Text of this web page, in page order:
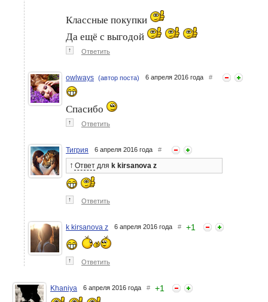
Классные покупки
Да ещё с выгодой
↑ Ответить
owlways (автор поста) 6 апреля 2016 года #
Спасибо
↑ Ответить
Тигрия 6 апреля 2016 года #
↑ Ответ для k kirsanova z
↑ Ответить
k kirsanova z 6 апреля 2016 года # +1
↑ Ответить
Khaniya 6 апреля 2016 года # +1